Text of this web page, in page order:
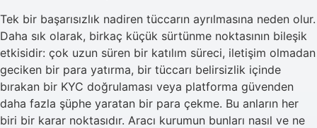
Tek bir başarısızlık nadiren tüccarın ayrılmasına neden olur.
Daha sık olarak, birkaç küçük sürtünme noktasının bileşik
etkisidir: çok uzun süren bir katılım süreci, iletişim olmadan
geciken bir para yatırma, bir tüccarı belirsizlik içinde
bırakan bir KYC doğrulaması veya platforma güvenden
daha fazla şüphe yaratan bir para çekme. Bu anların her
biri bir karar noktasıdır. Aracı kurumun bunları nasıl ve ne